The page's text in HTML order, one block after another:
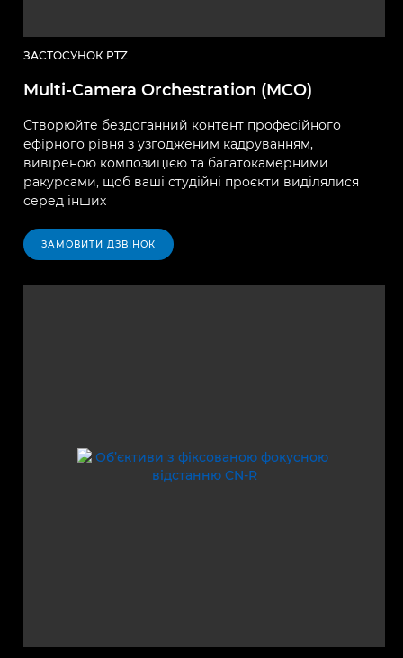
ЗАСТОСУНОК PTZ
Multi-Camera Orchestration (MCO)
Створюйте бездоганний контент професійного
ефірного рівня з узгодженим кадруванням,
вивіреною композицією та багатокамерними
ракурсами, щоб ваші студійні проєкти виділялися
серед інших
ЗАМОВИТИ ДЗВІНОК